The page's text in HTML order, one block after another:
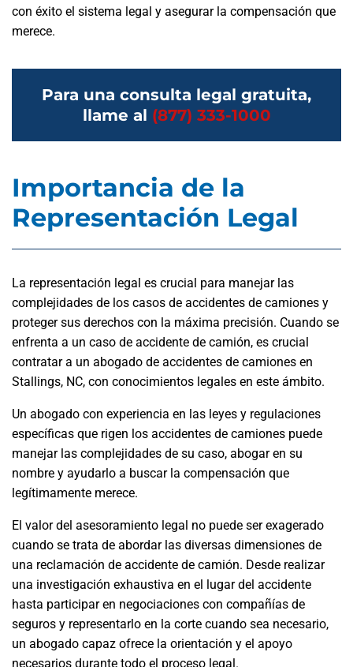
con éxito el sistema legal y asegurar la compensación que
merece.
Para una consulta legal gratuita,
llame al (877) 333-1000
Importancia de la
Representación Legal
La representación legal es crucial para manejar las
complejidades de los casos de accidentes de camiones y
proteger sus derechos con la máxima precisión. Cuando se
enfrenta a un caso de accidente de camión, es crucial
contratar a un abogado de accidentes de camiones en
Stallings, NC, con conocimientos legales en este ámbito.
Un abogado con experiencia en las leyes y regulaciones
específicas que rigen los accidentes de camiones puede
manejar las complejidades de su caso, abogar en su
nombre y ayudarlo a buscar la compensación que
legítimamente merece.
El valor del asesoramiento legal no puede ser exagerado
cuando se trata de abordar las diversas dimensiones de
una reclamación de accidente de camión. Desde realizar
una investigación exhaustiva en el lugar del accidente
hasta participar en negociaciones con compañías de
seguros y representarlo en la corte cuando sea necesario,
un abogado capaz ofrece la orientación y el apoyo
necesarios durante todo el proceso legal.